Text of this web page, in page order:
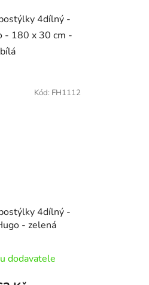
4dílný -
- 180 x 30 cm -
bílá
4dílný -
- zelená
dodavatele
Kód: FH1112